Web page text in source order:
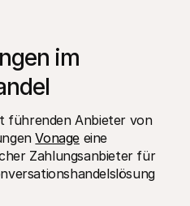
und Updates für
Plug-and-Play-Paketen
im
führenden Anbieter von
Vonage eine
Zahlungsanbieter für